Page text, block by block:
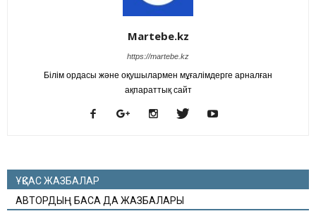
Martebe.kz
https://martebe.kz
Білім ордасы және оқушылармен мұғалімдерге арналған
ақпараттық сайт
ҰҚСАС ЖАЗБАЛАР
АВТОРДЫҢ БАСҚА ДА ЖАЗБАЛАРЫ